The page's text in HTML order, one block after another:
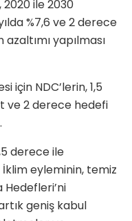
2020 ile 2030
%7,6 ve 2 derece
yapılması
için NDC’lerin, 1,5
ve 2 derece hedefi
derece ile
eyleminin, temiz
Hedefleri’ni
geniş kabul